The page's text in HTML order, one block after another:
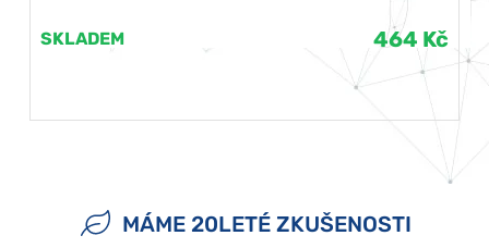
SKLADEM 464 Kč
MÁME 20LETÉ ZKUŠENOSTI